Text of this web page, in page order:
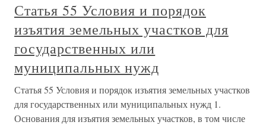
Статья 55 Условия и порядок
изъятия земельных участков для
государственных или
муниципальных нужд
Статья 55 Условия и порядок изъятия земельных участков
для государственных или муниципальных нужд 1.
Основания для изъятия земельных участков, в том числе